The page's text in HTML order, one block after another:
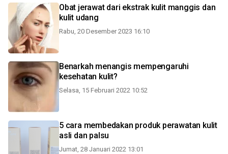
Obat jerawat dari ekstrak kulit manggis dan
kulit udang
Rabu, 20 Desember 2023 16:10
Benarkah menangis mempengaruhi
kesehatan kulit?
Selasa, 15 Februari 2022 10:52
5 cara membedakan produk perawatan kulit
asli dan palsu
Jumat, 28 Januari 2022 13:01